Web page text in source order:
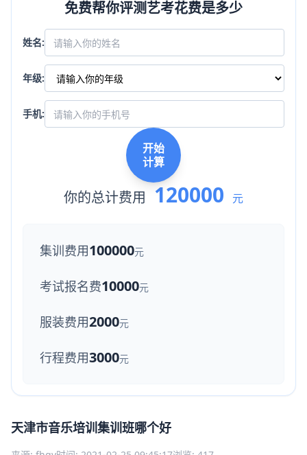
免费帮你评测艺考花费是多少
姓名:
年级:
手机:
开始
计算
你的总计费用 120000 元
集训费用100000元
考试报名费10000元
服装费用2000元
行程费用3000元
天津市音乐培训集训班哪个好